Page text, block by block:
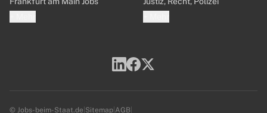
© Jobs-beim-Staat.de Sitemap AGB